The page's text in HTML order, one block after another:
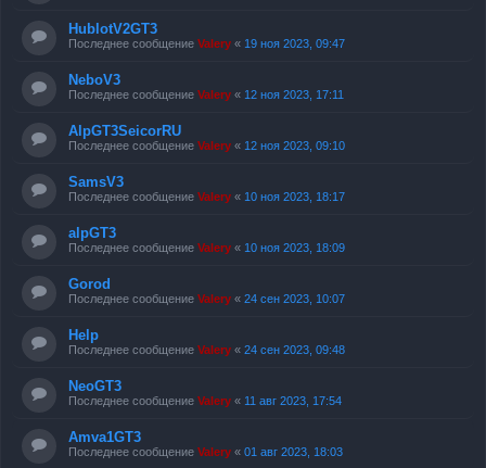
HublotV2GT3
Последнее сообщение Valery « 19 ноя 2023, 09:47
NeboV3
Последнее сообщение Valery « 12 ноя 2023, 17:11
AlpGT3SeicorRU
Последнее сообщение Valery « 12 ноя 2023, 09:10
SamsV3
Последнее сообщение Valery « 10 ноя 2023, 18:17
alpGT3
Последнее сообщение Valery « 10 ноя 2023, 18:09
Gorod
Последнее сообщение Valery « 24 сен 2023, 10:07
Help
Последнее сообщение Valery « 24 сен 2023, 09:48
NeoGT3
Последнее сообщение Valery « 11 авг 2023, 17:54
Amva1GT3
Последнее сообщение Valery « 01 авг 2023, 18:03